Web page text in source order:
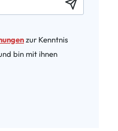
zur Kenntnis
bin mit ihnen